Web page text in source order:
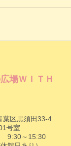
場ＷＩＴＨ
区黒須田33-4
号室
9:30～15:30